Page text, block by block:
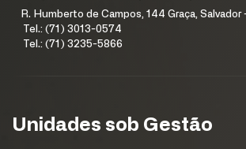
R. Humberto de Campos, 144 Graça,
Tel.: (71) 3013-0574
Tel.: (71) 3235-5866
Unidades sob Gestão